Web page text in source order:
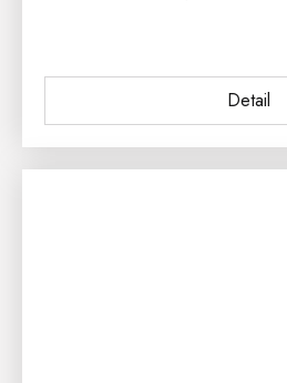
Detail
jídelní židle